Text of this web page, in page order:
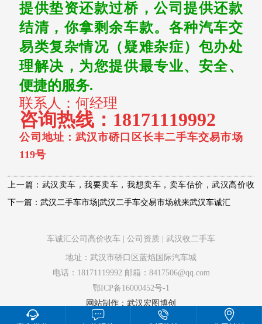
提供垫资还款过桥，公司提供还款
结清，你拿剩余车款。各种汽车交
易类复杂情况（疑难杂症）包办处
理解决，为您提供最专业、安全、
便捷的服务.
联系人：何经理
咨询热线： 18171119992
公司地址：武汉市硚口区长丰二手车交易市场
119号
上一篇：武汉卖车，我要卖车，我想卖车，卖车估价，武汉高价收
车，武汉二手车公司，附近二手车交易市场
下一篇：武汉二手车市场|武汉二手车交易市场就来武汉车诚汇
车诚汇公司高价收车 公司资质 武汉收二手车
地址：武汉市硚口区蓝焰国际汽车城
电话：18171119992 邮箱：8417506@qq.com
鄂ICP备16000452号-1
网站制作：武汉宏图博创
   